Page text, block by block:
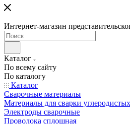
Интернет-магазин
Каталог
По всему сайту
По каталогу
Каталог
Сварочные материалы
Материалы для сварки
Электроды сварочные
Проволока сплошная